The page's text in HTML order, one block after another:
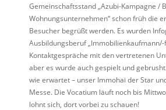
Gemeinschaftsstand „Azubi-Kampagne /
Wohnungsunternehmen“ schon früh die
Besucher begrüßt werden. Es wurden
Ausbildungsberuf „Immobilienkaufmann/-
Kontaktgespräche mit den vertretenen
aber es wurde auch gespielt und
wie erwartet – unser Immohai der Star
Messe. Die Vocatium läuft noch bis
lohnt sich, dort vorbei zu schauen!